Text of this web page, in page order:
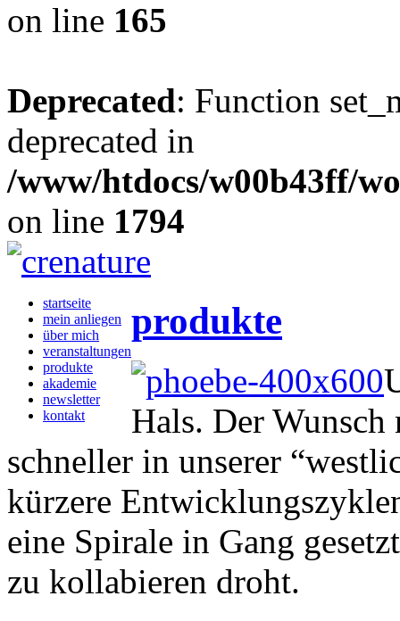
on line 165
Deprecated: Function
deprecated in
/www/htdocs/w00b43ff/
on line 1794
startseite
mein anliegen
über mich
veranstaltungen
produkte
akademie
newsletter
kontakt
produkte
Hals. Der
schneller in unserer
kürzere
eine Spirale in Gang
zu kollabieren droht.